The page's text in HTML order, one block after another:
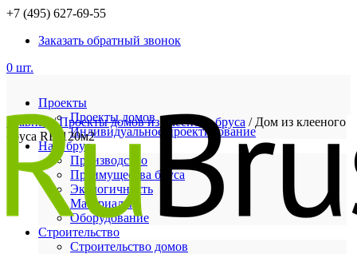
+7 (495) 627-69-55
Заказать обратный звонок
0 шт.
Проекты
Проекты домов
Индивидуальное проектирование
Наш брус
Производство
Преимущества бруса
Экологичность
Материалы
Оборудование
Строительство
Строительство домов
Главная/Проекты домов из клееного бруса / Дом из клееного
бруса RB-120м2